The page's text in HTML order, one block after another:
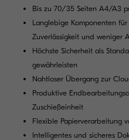
Bis zu 70/35 Seiten A4/A3
Langlebige Komponenten
Zuverlässigkeit und weniger
Höchste Sicherheit als
gewährleisten
Nahtloser Übergang zur
Produktive
Zuschießeinheit
Flexible Papierverarbeitung
Intelligentes und sicheres